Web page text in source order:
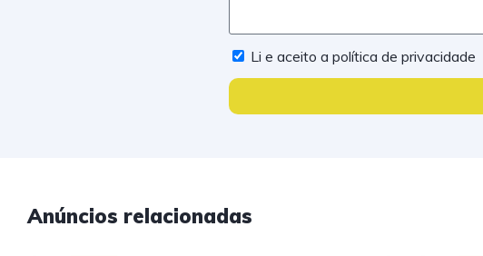
Li e aceito a política de privacidade
Anúncios relacionadas